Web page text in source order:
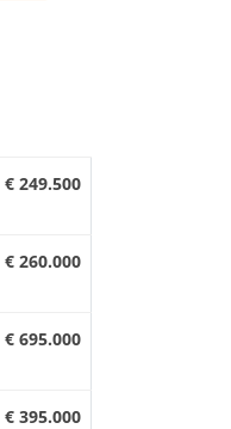
€ 249.500
€ 260.000
€ 695.000
€ 395.000